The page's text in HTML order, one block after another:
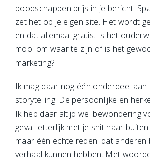
boodschappen prijs in je bericht.
zet het op je eigen site. Het wordt
en dat allemaal gratis. Is het
mooi om waar te zijn of is het
marketing?
Ik mag daar nog één onderdeel aan
storytelling. De persoonlijke en
Ik heb daar altijd wel bewondering
geval letterlijk met je shit naar
maar één echte reden: dat anderen
verhaal kunnen hebben. Met